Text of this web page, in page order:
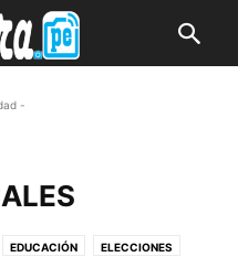
-
EDUCACIÓN ELECCIONES